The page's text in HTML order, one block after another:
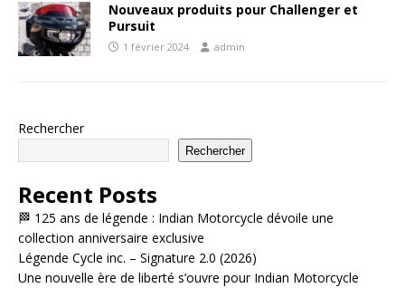
Nouveaux produits pour Challenger et
Pursuit
1 février 2024 admin
Rechercher
Rechercher
Recent Posts
🏁 125 ans de légende : Indian Motorcycle dévoile une
collection anniversaire exclusive
Légende Cycle inc. – Signature 2.0 (2026)
Une nouvelle ère de liberté s’ouvre pour Indian Motorcycle